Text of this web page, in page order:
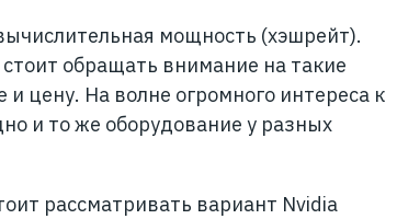
мощность (хэшрейт).
обращать внимание на такие
цену. На волне огромного интереса к
и то же оборудование у разных
рассматривать вариант Nvidia